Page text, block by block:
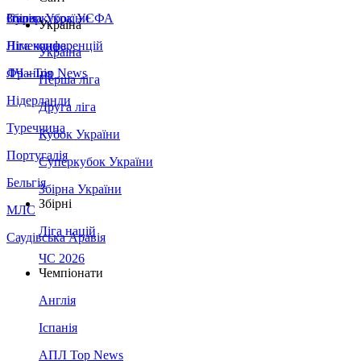
Збірна України
Італія
Німеччина
Франція
Нідерланди
Туреччина
Португалія
Бельгія
МЛС
Саудівська Аравія
Суперкубок УЄФА
Ліга конференцій
ЛЧ - Top News
Україна
Україна
Перша ліга
Друга ліга
Кубок України
Суперкубок України
Збірна України
Збірні
Ліга націй
ЧС 2026
Чемпіонати
Англія
Іспанія
АПЛ Top News